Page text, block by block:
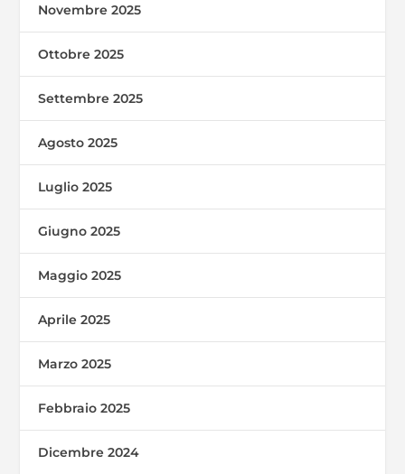
Novembre 2025
Ottobre 2025
Settembre 2025
Agosto 2025
Luglio 2025
Giugno 2025
Maggio 2025
Aprile 2025
Marzo 2025
Febbraio 2025
Dicembre 2024